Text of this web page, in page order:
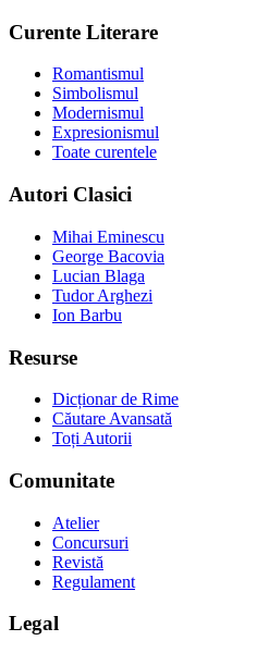
Curente Literare
Romantismul
Simbolismul
Modernismul
Expresionismul
Toate curentele
Autori Clasici
Mihai Eminescu
George Bacovia
Lucian Blaga
Tudor Arghezi
Ion Barbu
Resurse
Dicționar de Rime
Căutare Avansată
Toți Autorii
Comunitate
Atelier
Concursuri
Revistă
Regulament
Legal